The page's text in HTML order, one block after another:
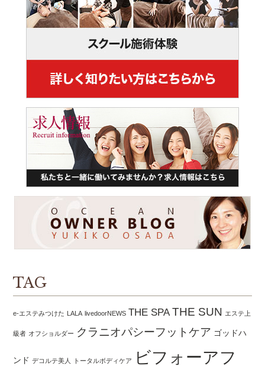
TAG
e-エステみつけた LALA livedoorNEWS THE SPA THE SUN エステ上
級者 オフショルダー クラニオパシーフットケア ゴッドハ
ンド デコルテ美人 トータルボディケア ビフォーアフ